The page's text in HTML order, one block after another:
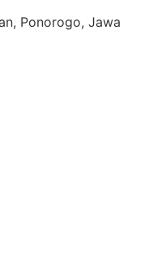
Ponorogo, Jawa